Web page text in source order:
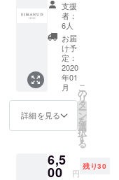
Design
Engineering,
Department
Architecture
and
Environment
al Design）
Fashion
のお礼
※支援い
ただい
た方の
お名前
もしく
instagr
amもし
くは
SNSの
アカウ
SIMAN
UDのス
支援
者：
6人
お届
け予
定：
2020
年01
月
詳細を見る
こ
の
リ
タ
ー
ン
を
選
択
す
る
6,5
00 円
残り30